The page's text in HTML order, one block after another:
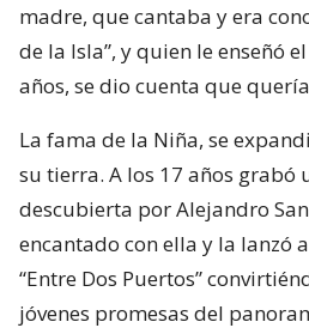
madre, que cantaba y era
de la Isla”, y quien le enseñó
años, se dio cuenta que
La fama de la Niña, se
su tierra. A los 17 años grabó
descubierta por Alejandro
encantado con ella y la lanzó
“Entre Dos Puertos”
jóvenes promesas del